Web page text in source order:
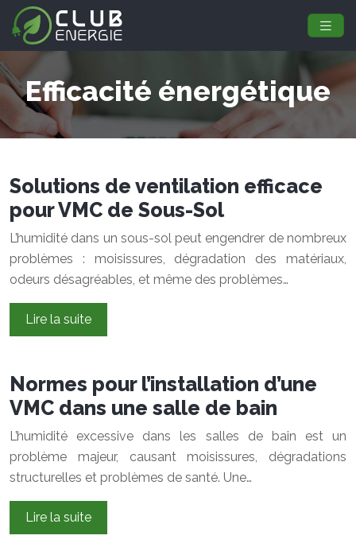
Efficacité énergétique
Solutions de ventilation efficace
pour VMC de Sous-Sol
L’humidité dans un sous-sol peut engendrer de nombreux
problèmes : moisissures, dégradation des matériaux,
odeurs désagréables, et même des problèmes…
Lire la suite
Normes pour l’installation d’une
VMC dans une salle de bain
L’humidité excessive dans les salles de bain est un
problème majeur, causant moisissures, dégradations
structurelles et problèmes de santé. Une…
Lire la suite